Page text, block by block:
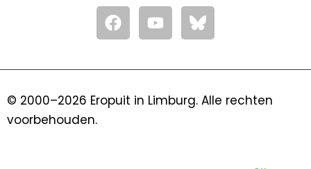
F
a
c
o
Y
o
u
b
© 2000–2026 Eropuit in Limburg. Alle rechten
voorbehouden.